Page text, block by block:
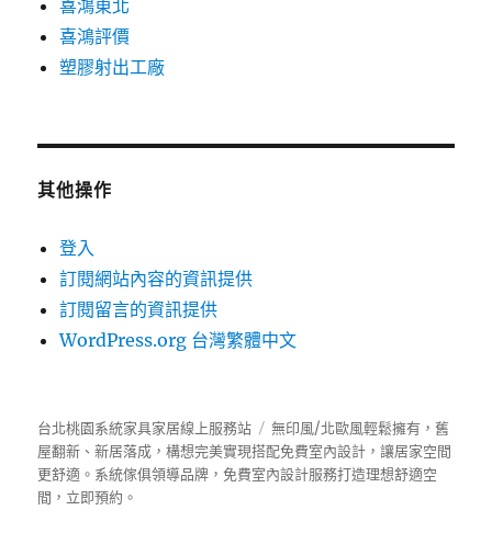
喜鴻東北
喜鴻評價
塑膠射出工廠
其他操作
登入
訂閱網站內容的資訊提供
訂閱留言的資訊提供
WordPress.org 台灣繁體中文
台北桃園系統家具家居線上服務站
無印風/北歐風輕鬆擁有，舊
屋翻新、新居落成，構想完美實現搭配免費室內設計，讓居家空間
更舒適。 系統傢俱領導品牌，免費室內設計服務打造理想舒適空
間，立即預約。